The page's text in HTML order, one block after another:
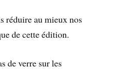
réduire au mieux nos
de cette édition.
de verre sur les